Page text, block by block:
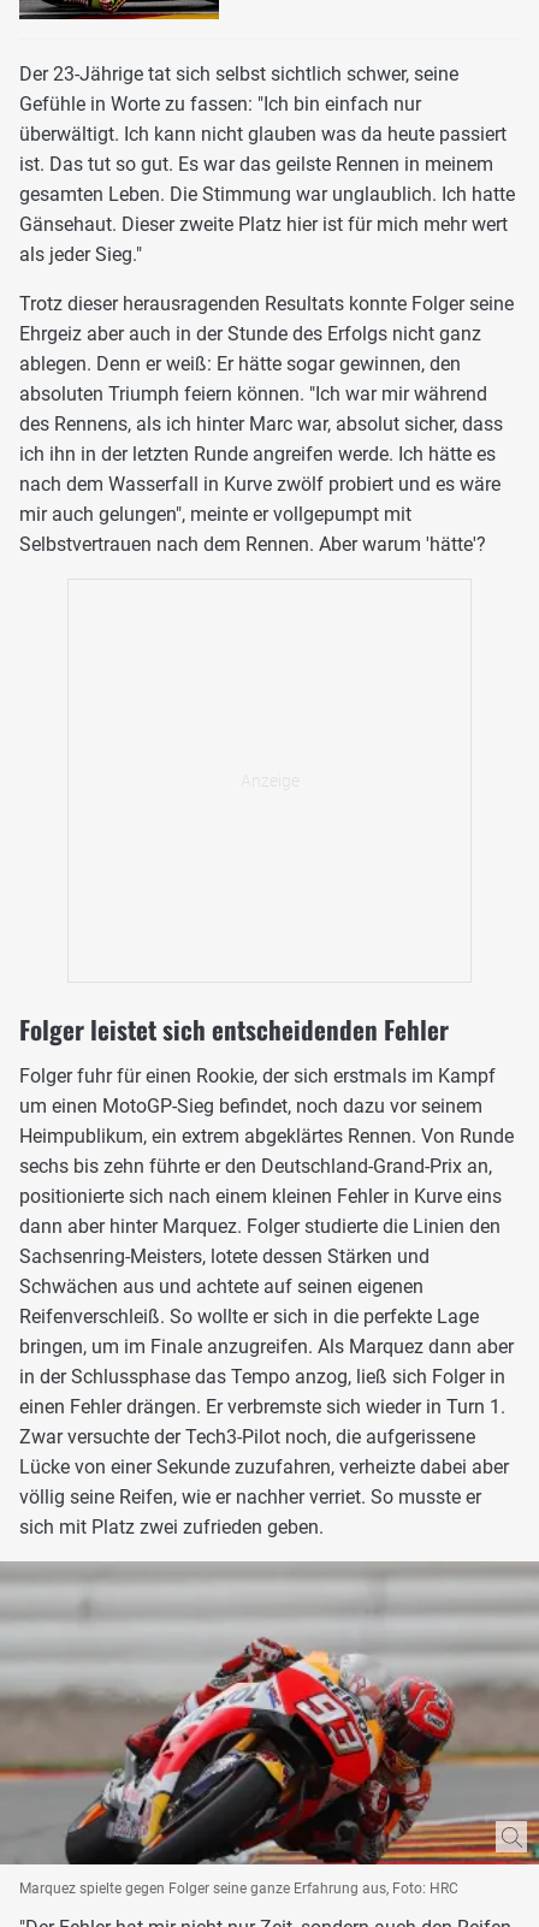
Der 23-Jährige tat sich selbst sichtlich schwer, seine
Gefühle in Worte zu fassen: "Ich bin einfach nur
überwältigt. Ich kann nicht glauben was da heute passiert
ist. Das tut so gut. Es war das geilste Rennen in meinem
gesamten Leben. Die Stimmung war unglaublich. Ich hatte
Gänsehaut. Dieser zweite Platz hier ist für mich mehr wert
als jeder Sieg."
Trotz dieser herausragenden Resultats konnte Folger seine
Ehrgeiz aber auch in der Stunde des Erfolgs nicht ganz
ablegen. Denn er weiß: Er hätte sogar gewinnen, den
absoluten Triumph feiern können. "Ich war mir während
des Rennens, als ich hinter Marc war, absolut sicher, dass
ich ihn in der letzten Runde angreifen werde. Ich hätte es
nach dem Wasserfall in Kurve zwölf probiert und es wäre
mir auch gelungen", meinte er vollgepumpt mit
Selbstvertrauen nach dem Rennen. Aber warum 'hätte'?
Folger leistet sich entscheidenden Fehler
Folger fuhr für einen Rookie, der sich erstmals im Kampf
um einen MotoGP-Sieg befindet, noch dazu vor seinem
Heimpublikum, ein extrem abgeklärtes Rennen. Von Runde
sechs bis zehn führte er den Deutschland-Grand-Prix an,
positionierte sich nach einem kleinen Fehler in Kurve eins
dann aber hinter Marquez. Folger studierte die Linien den
Sachsenring-Meisters, lotete dessen Stärken und
Schwächen aus und achtete auf seinen eigenen
Reifenverschleiß. So wollte er sich in die perfekte Lage
bringen, um im Finale anzugreifen. Als Marquez dann aber
in der Schlussphase das Tempo anzog, ließ sich Folger in
einen Fehler drängen. Er verbremste sich wieder in Turn 1.
Zwar versuchte der Tech3-Pilot noch, die aufgerissene
Lücke von einer Sekunde zuzufahren, verheizte dabei aber
völlig seine Reifen, wie er nachher verriet. So musste er
sich mit Platz zwei zufrieden geben.
Marquez spielte gegen Folger seine ganze Erfahrung aus, Foto: HRC